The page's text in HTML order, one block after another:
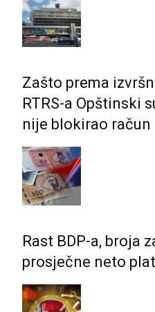
Zašto prema
RTRS-a Opštinski
nije blokirao račun
Rast BDP-a, broja
prosječne neto